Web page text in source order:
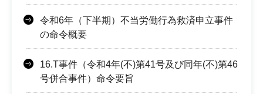
令和6年（下半期）不当労働行為救済申立事件
の命令概要
16.T事件（令和4年(不)第41号及び同年(不)第46
号併合事件）命令要旨